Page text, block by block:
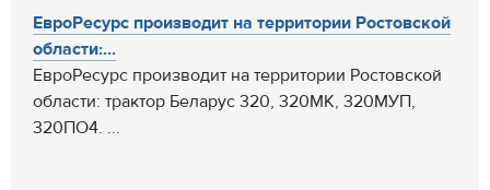
ЕвроРесурс производит на территории Ростовской
области:...
ЕвроРесурс производит на территории Ростовской
области: трактор Беларус 320, 320МК, 320МУП,
320ПО4. ...